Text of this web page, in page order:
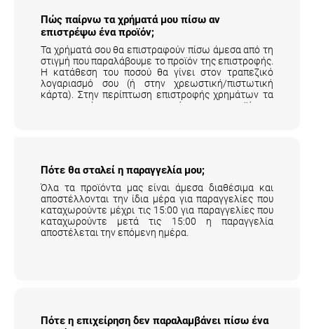
επιστρέψω ένα προϊόν;
Τα χρήματά σου θα επιστραφούν πίσω άμεσα από τη
στιγμή που παραλάβουμε το προϊόν της επιστροφής.
Η κατάθεση του ποσού θα γίνει στον τραπεζικό
λογαριασμό σου (ή στην χρεωστική/πιστωτική
κάρτα). Στην περίπτωση επιστροφής χρημάτων τα
μεταφορικά της επιστροφής του προϊόντος
επιβαρύνουν τον πελάτη.
Αναλυτικά εδώ
Όλα τα προϊόντα μας είναι άμεσα διαθέσιμα και
αποστέλλονται την ίδια μέρα για παραγγελίες που
καταχωρούντε μέχρι τις 15:00 για παραγγελίες που
καταχωρούντε μετά τις 15:00 η παραγγελία
αποστέλεται την επόμενη ημέρα.
ένα προϊόν;